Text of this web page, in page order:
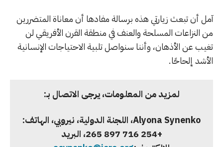
آمل أن تبعث زيارتي هذه برسالة مفادها أن معاناة المتضررين
من النزاعات المسلحة والعنف في منطقة القرن الأفريقي لن
تغيب عن الأذهان، وأننا سنواصل تلبية الاحتياجات الإنسانية
الأشد إلحاحًا.
لمزيد من المعلومات، يرجى الاتصال بـ:
Alyona Synenko، اللجنة الدولية، نيروبي، الهاتف:
+254 716 897 265
، البريد